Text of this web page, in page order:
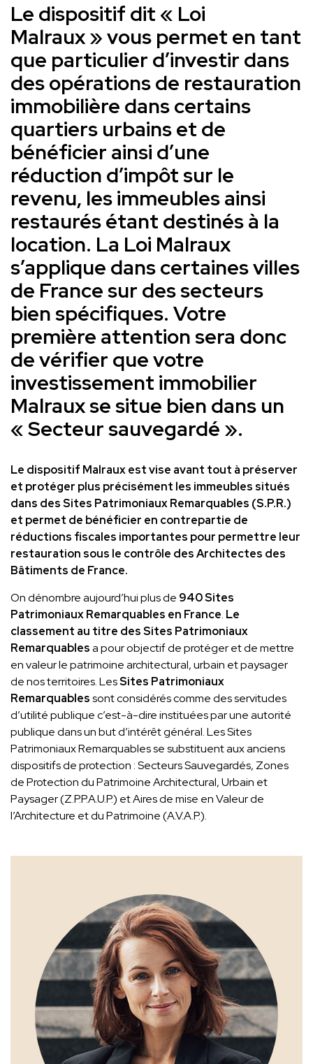
Le dispositif dit « Loi
Malraux » vous permet en tant
que particulier d’investir dans
des opérations de restauration
immobilière dans certains
quartiers urbains et de
bénéficier ainsi d’une
réduction d’impôt sur le
revenu, les immeubles ainsi
restaurés étant destinés à la
location. La Loi Malraux
s’applique dans certaines villes
de France sur des secteurs
bien spécifiques. Votre
première attention sera donc
de vérifier que votre
investissement immobilier
Malraux se situe bien dans un
« Secteur sauvegardé ».
Le dispositif Malraux estvise avant tout à préserver
et protéger plus précisément les immeubles situés
dans des Sites Patrimoniaux Remarquables (S.P.R.)
et permet de bénéficier en contrepartie de
réductions fiscales importantes pour permettre leur
restauration sous le contrôle des Architectes des
Bâtiments de France.
On dénombre aujourd’hui plus de 940 Sites
Patrimoniaux Remarquables en France. Le
classement au titre des Sites Patrimoniaux
Remarquablesa pour objectif de protéger et de mettre
en valeur le patrimoine architectural, urbain et paysager
de nos territoires. LesSites Patrimoniaux
Remarquablessont considérés comme des servitudes
d’utilité publique c’est-à-dire instituées par une autorité
publique dans un but d’intérêt général. Les Sites
Patrimoniaux Remarquables se substituent aux anciens
dispositifs de protection : Secteurs Sauvegardés, Zones
de Protection du Patrimoine Architectural, Urbain et
Paysager (Z.P.P.A.U.P.) et Aires de mise en Valeur de
l’Architecture et du Patrimoine (A.V.A.P.).